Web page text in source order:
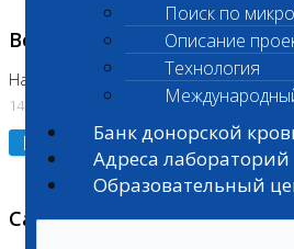
Поиск по
Описание
Технология
Банк донорской
Адреса лабораторий
Образовательный
Возобновлено выполнение
На Нагорной (Код 157)
14.07.2026
Подробнее
Санитарный день